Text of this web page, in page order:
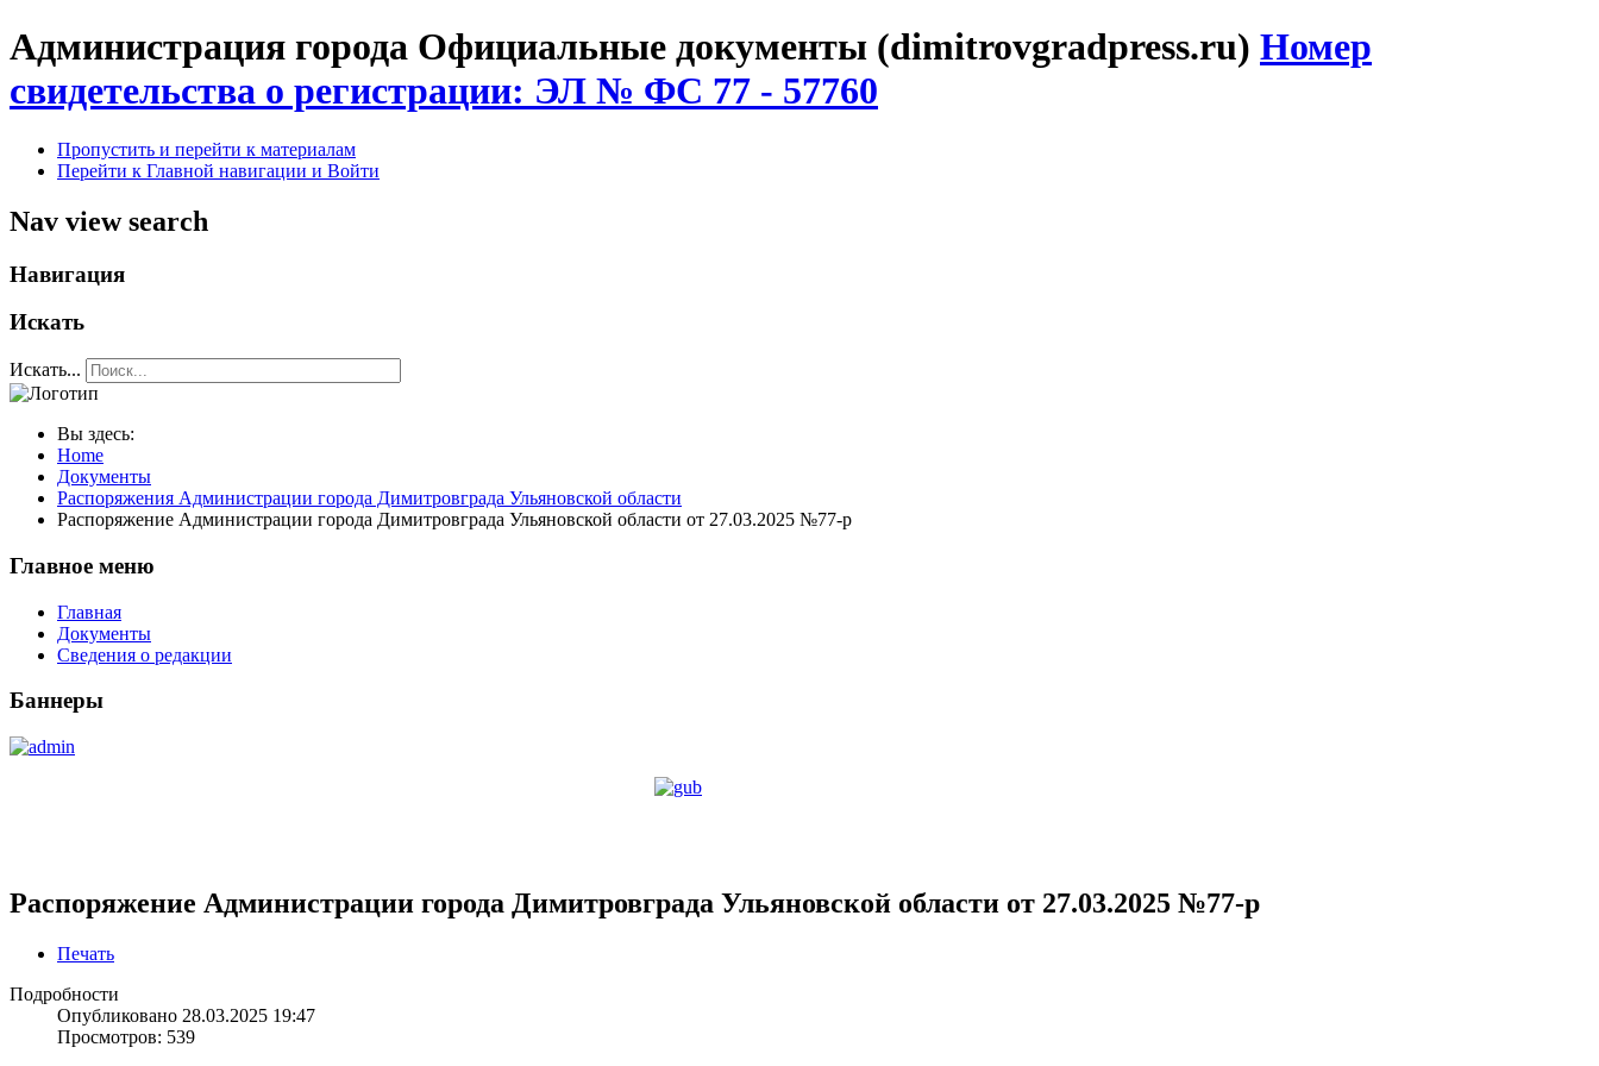
Администрация города Официальные документы (dimitrovgradpress.ru) Номер
свидетельства о регистрации: ЭЛ № ФС 77 - 57760
Пропустить и перейти к материалам
Перейти к Главной навигации и Войти
Nav view search
Навигация
Искать
Искать...
Вы здесь:
Home
Документы
Распоряжения Администрации города Димитровграда Ульяновской области
Распоряжение Администрации города Димитровграда Ульяновской области от 27.03.2025 №77-р
Главное меню
Главная
Документы
Сведения о редакции
Баннеры
Распоряжение Администрации города Димитровграда Ульяновской области от 27.03.2025 №77-р
Печать
Подробности
Опубликовано 28.03.2025 19:47
Просмотров: 539